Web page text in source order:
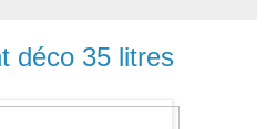
déco 35 litres